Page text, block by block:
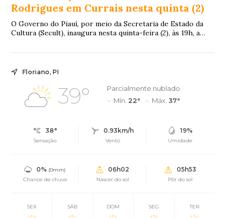
Rodrigues em Currais nesta quinta (2)
O Governo do Piauí, por meio da Secretaria de Estado da
Cultura (Secult), inaugura nesta quinta-feira (2), às 19h, a
Floriano, PI
39°
Parcialmente nublado
Mín. 22° Máx. 37°
38°
Sensação
0.93km/h
Vento
19%
Umidade
0% (0mm)
Chance de chuva
06h02
Nascer do sol
05h53
Pôr do sol
SEX SÁB DOM SEG TER